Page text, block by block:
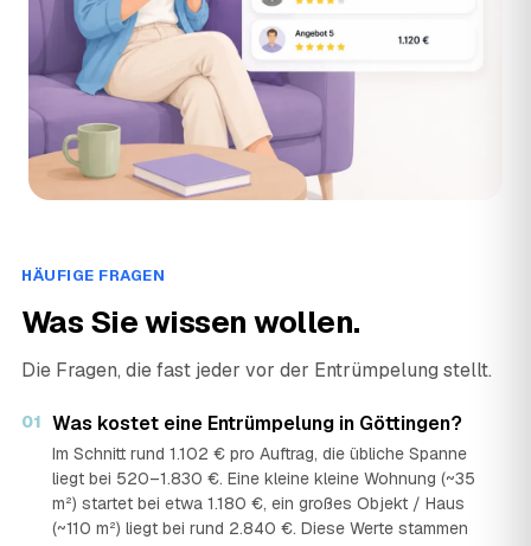
HÄUFIGE FRAGEN
Was Sie wissen wollen.
Die Fragen, die fast jeder vor der Entrümpelung stellt.
01 Was kostet eine Entrümpelung in Göttingen?
Im Schnitt rund 1.102 € pro Auftrag, die übliche Spanne
liegt bei 520–1.830 €. Eine kleine kleine Wohnung (~35
m²) startet bei etwa 1.180 €, ein großes Objekt / Haus
(~110 m²) liegt bei rund 2.840 €. Diese Werte stammen